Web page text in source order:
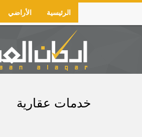
Skip
main
Main
navigation
الأراضي الرئيسية
خدمات عقارية